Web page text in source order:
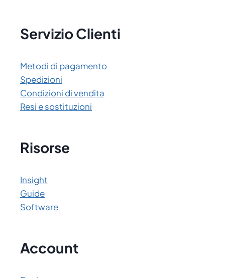
Servizio Clienti
Metodi di pagamento
Spedizioni
Condizioni di vendita
Resi e sostituzioni
Risorse
Insight
Guide
Software
Account